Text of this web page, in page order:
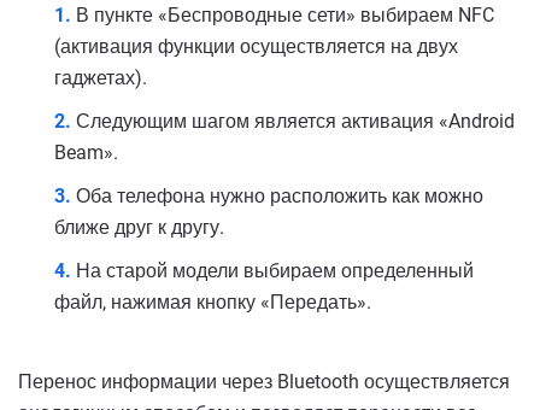
В пункте «Беспроводные сети» выбираем NFC
(активация функции осуществляется на двух
гаджетах).
Следующим шагом является активация «Android
Beam».
Оба телефона нужно расположить как можно
ближе друг к другу.
На старой модели выбираем определенный
файл, нажимая кнопку «Передать».
Перенос информации через Bluetooth осуществляется